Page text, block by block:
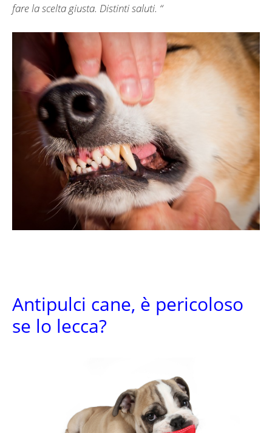
fare la scelta giusta. Distinti saluti. “
Antipulci cane, è pericoloso
se lo lecca?